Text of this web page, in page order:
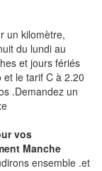
un kilomètre,
du lundi au
et jours fériés
le tarif C à 2.20
.Demandez un
vos
Manche
ensemble .et